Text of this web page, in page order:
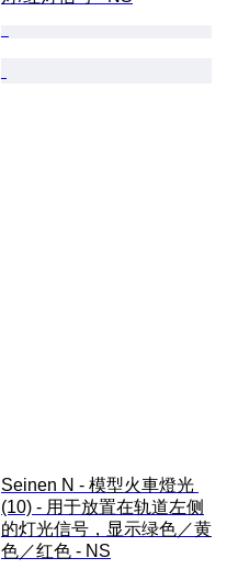
Seinen N - 模型火車燈光
(10) - 用于放置在轨道左侧
的灯光信号，显示绿色／黄
色／红色 - NS